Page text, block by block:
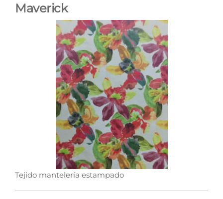
Maverick
Tejido mantelería estampado